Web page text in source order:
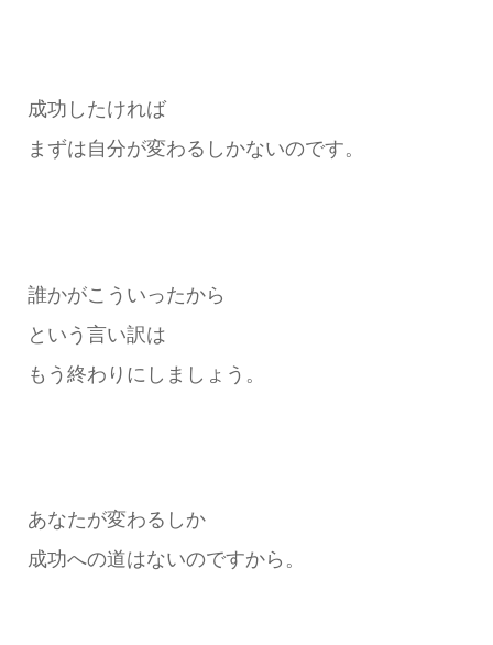
成功したければ
まずは自分が変わるしかないのです。
誰かがこういったから
という言い訳は
もう終わりにしましょう。
あなたが変わるしか
成功への道はないのですから。